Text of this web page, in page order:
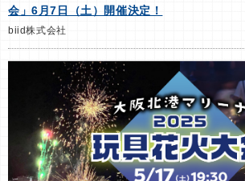
会」6月7日（土）開催決定！
biid株式会社